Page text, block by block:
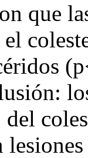
que
del